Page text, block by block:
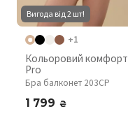
Вигода від 2 шт!
+1
Кольоровий комфорт
Pro
Бра балконет 203CP
1 799 ₴